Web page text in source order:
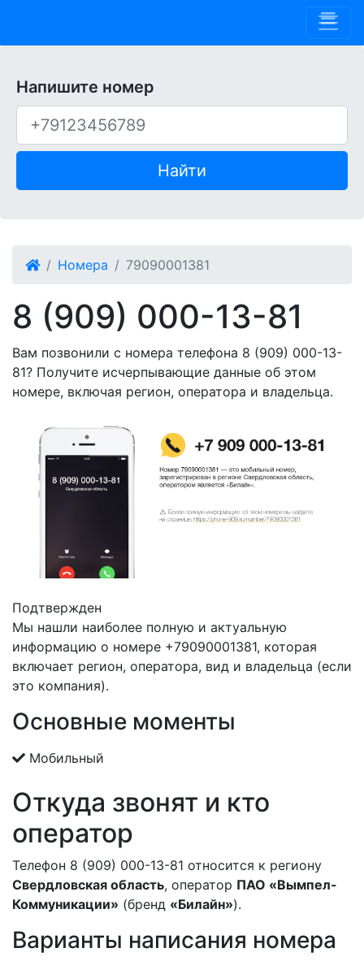
Напишите номер
Найти
Номера 79090001381
8 (909) 000-13-81
Вам позвонили с номера телефона 8 (909) 000-13-
81? Получите исчерпывающие данные об этом
номере, включая регион, оператора и владельца.
Подтвержден
Мы нашли наиболее полную и актуальную
информацию о номере +79090001381, которая
включает регион, оператора, вид и владельца (если
это компания).
Основные моменты
Мобильный
Откуда звонят и кто
оператор
Телефон 8 (909) 000-13-81 относится к региону
Свердловская область, оператор ПАО «Вымпел-
Коммуникации» (бренд «Билайн»).
Варианты написания номера